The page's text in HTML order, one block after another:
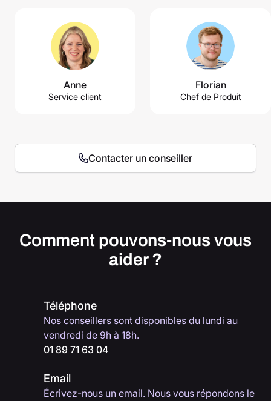
Anne
Service client
Florian
Chef de Produit
Contacter un conseiller
Comment pouvons-nous vous
aider ?
Téléphone
Nos conseillers sont disponibles du lundi au
vendredi de 9h à 18h.
01 89 71 63 04
Email
Écrivez-nous un email. Nous vous répondons le